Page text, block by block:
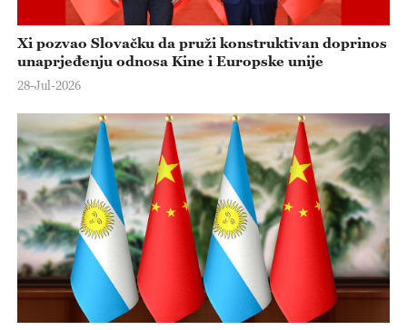
Xi pozvao Slovačku da pruži konstruktivan doprinos
unaprjeđenju odnosa Kine i Europske unije
28-Jul-2026